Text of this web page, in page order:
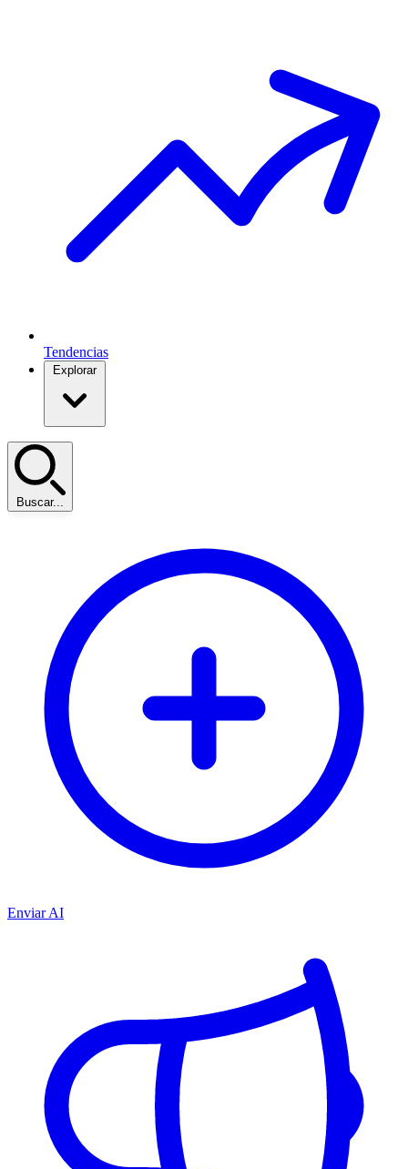
Tendencias
Explorar
Buscar...
Enviar AI